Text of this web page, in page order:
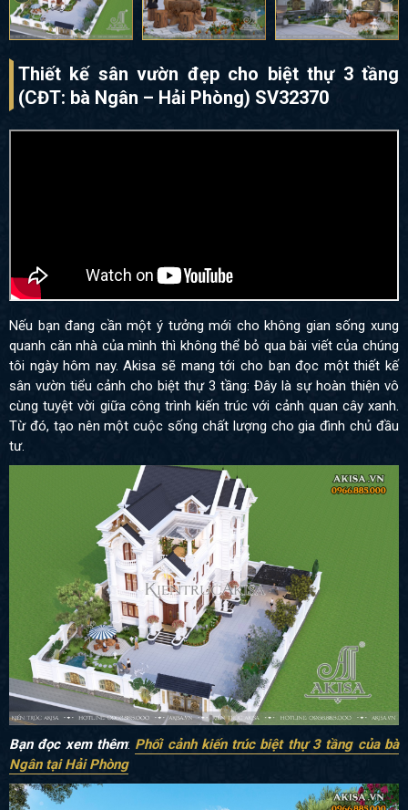
Thiết kế sân vườn đẹp cho biệt thự 3 tầng
(CĐT: bà Ngân – Hải Phòng) SV32370
Nếu bạn đang cần một ý tưởng mới cho không gian sống xung
quanh căn nhà của mình thì không thể bỏ qua bài viết của chúng
tôi ngày hôm nay. Akisa sẽ mang tới cho bạn đọc một thiết kế
sân vườn tiểu cảnh cho biệt thự 3 tầng: Đây là sự hoàn thiện vô
cùng tuyệt vời giữa công trình kiến trúc với cảnh quan cây xanh.
Từ đó, tạo nên một cuộc sống chất lượng cho gia đình chủ đầu
tư.
Bạn đọc xem thêm: Phối cảnh kiến trúc biệt thự 3 tầng của bà
Ngân tại Hải Phòng